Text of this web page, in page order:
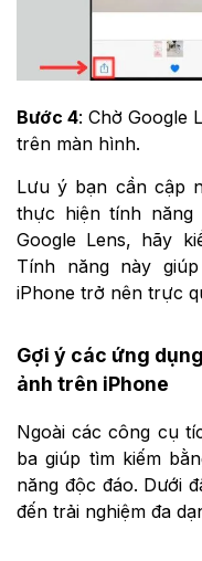
Bước 4: Chờ Google
trên màn hình.
Lưu ý bạn cần cập
thực hiện tính năng
Google Lens, hãy
Tính năng này
iPhone trở nên trực
Gợi ý các ứng
ảnh trên iPhone
Ngoài các công cụ
ba giúp tìm kiếm
năng độc đáo. Dưới
đến trải nghiệm đa